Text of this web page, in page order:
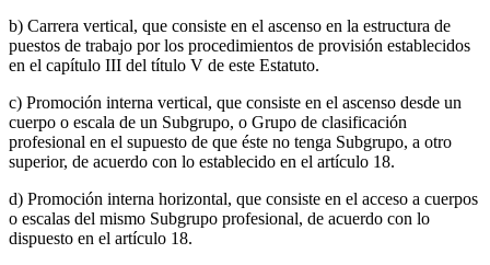
b) Carrera vertical, que consiste en el ascenso en la estructura de
puestos de trabajo por los procedimientos de provisión establecidos
en el capítulo III del título V de este Estatuto.
c) Promoción interna vertical, que consiste en el ascenso desde un
cuerpo o escala de un Subgrupo, o Grupo de clasificación
profesional en el supuesto de que éste no tenga Subgrupo, a otro
superior, de acuerdo con lo establecido en el artículo 18.
d) Promoción interna horizontal, que consiste en el acceso a cuerpos
o escalas del mismo Subgrupo profesional, de acuerdo con lo
dispuesto en el artículo 18.